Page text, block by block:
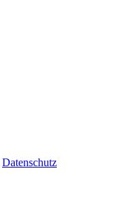
Datenschutz